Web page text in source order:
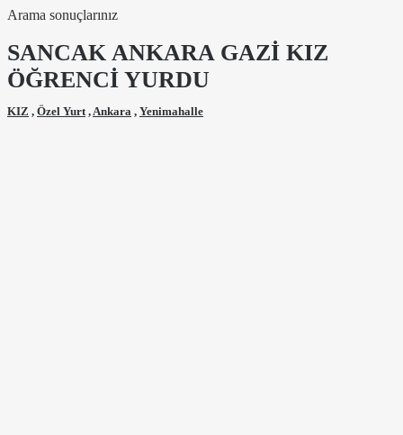
Arama sonuçlarınız
SANCAK ANKARA GAZİ KIZ
ÖĞRENCİ YURDU
KIZ , Özel Yurt , Ankara , Yenimahalle